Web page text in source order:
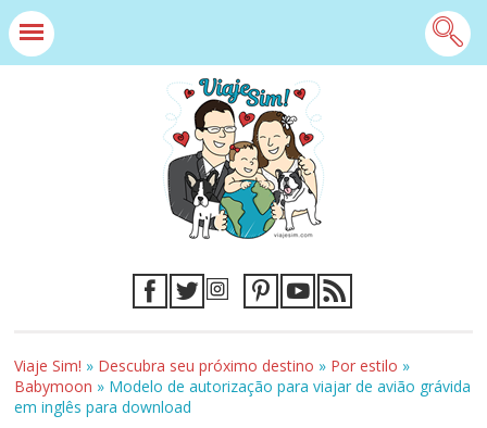
Viaje Sim! » Descubra seu próximo destino » Por estilo »
Babymoon » Modelo de autorização para viajar de avião grávida
em inglês para download